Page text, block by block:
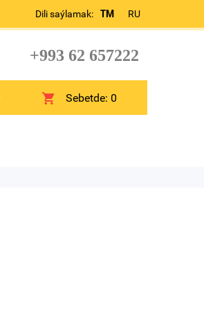
Dili saýlamak: TM RU
+993 62 657222
Sebetde:0